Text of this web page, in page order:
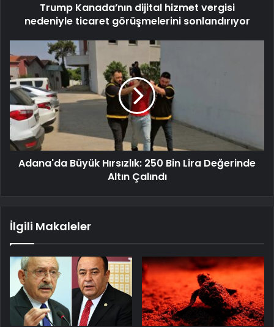
Trump Kanada’nın dijital hizmet vergisi
nedeniyle ticaret görüşmelerini sonlandırıyor
Adana'da Büyük Hırsızlık: 250 Bin Lira Değerinde
Altın Çalındı
İlgili Makaleler